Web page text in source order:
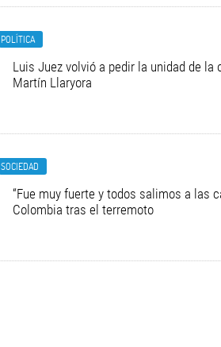
POLÍTICA
Luis Juez volvió a pedir la unidad de la
Martín Llaryora
SOCIEDAD
“Fue muy fuerte y todos salimos a las
Colombia tras el terremoto